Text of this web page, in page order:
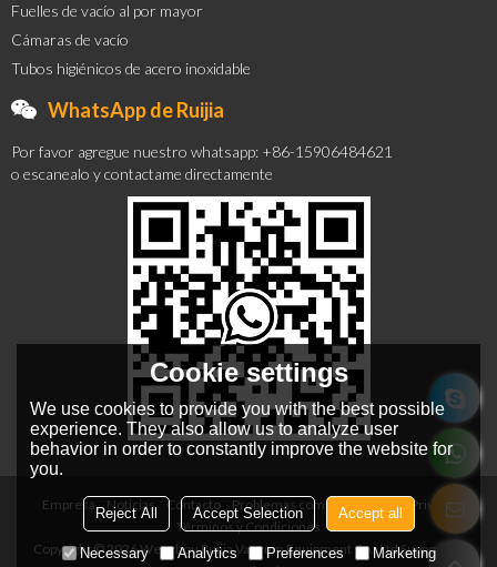
Fuelles de vacío al por mayor
Cámaras de vacío
Tubos higiénicos de acero inoxidable
WhatsApp de Ruijia
Por favor agregue nuestro whatsapp: +86-15906484621
o escanealo y contactame directamente
Empresa Noticias Contacto Problemas comunes
Noticia Privada
Términos y Condiciones
Copyright © 2026Wenzhou Ruijia Vacuum Equipment Co., LtdSupport By
Cookie settings
We use cookies to provide you with the best possible
experience. They also allow us to analyze user
behavior in order to constantly improve the website for
you.
Reject All Accept Selection Accept all
Necessary Analytics Preferences Marketing